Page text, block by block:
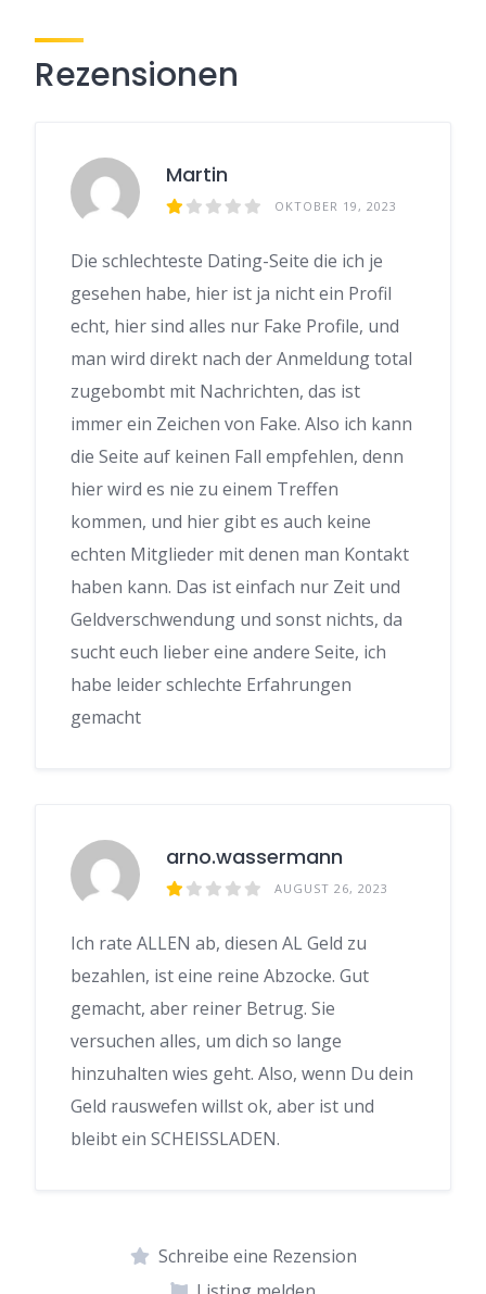
Rezensionen
Martin
OKTOBER 19, 2023
Die schlechteste Dating-Seite die ich je
gesehen habe, hier ist ja nicht ein Profil
echt, hier sind alles nur Fake Profile, und
man wird direkt nach der Anmeldung total
zugebombt mit Nachrichten, das ist
immer ein Zeichen von Fake. Also ich kann
die Seite auf keinen Fall empfehlen, denn
hier wird es nie zu einem Treffen
kommen, und hier gibt es auch keine
echten Mitglieder mit denen man Kontakt
haben kann. Das ist einfach nur Zeit und
Geldverschwendung und sonst nichts, da
sucht euch lieber eine andere Seite, ich
habe leider schlechte Erfahrungen
gemacht
arno.wassermann
AUGUST 26, 2023
Ich rate ALLEN ab, diesen AL Geld zu
bezahlen, ist eine reine Abzocke. Gut
gemacht, aber reiner Betrug. Sie
versuchen alles, um dich so lange
hinzuhalten wies geht. Also, wenn Du dein
Geld rauswefen willst ok, aber ist und
bleibt ein SCHEISSLADEN.
Schreibe eine Rezension